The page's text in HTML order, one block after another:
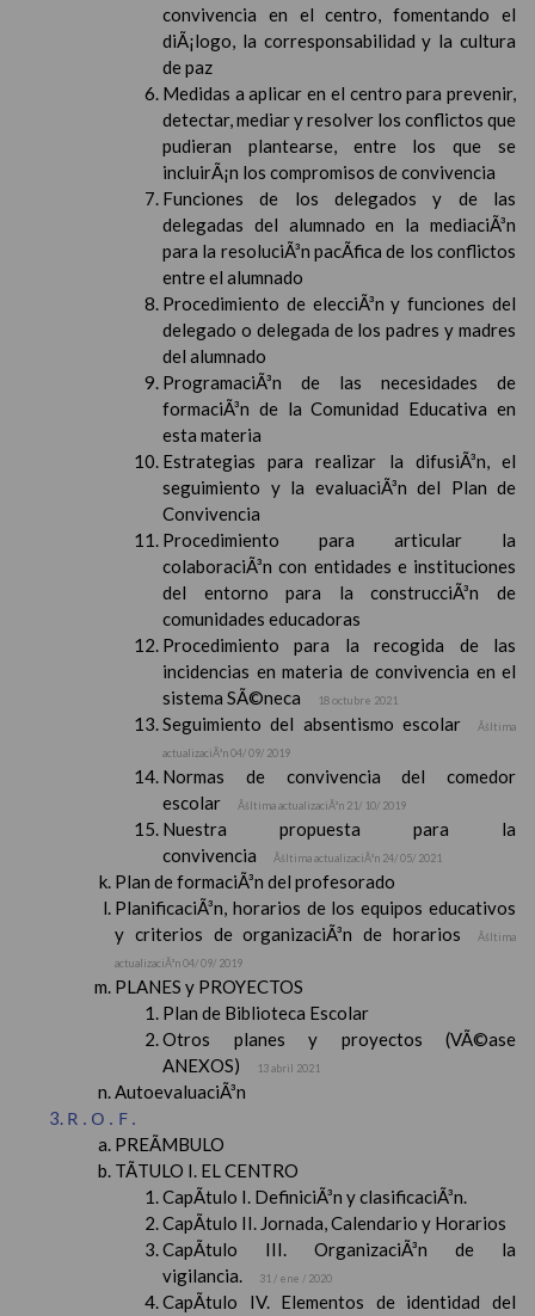
convivencia en el centro, fomentando el
diÃ¡logo, la corresponsabilidad y la cultura
de paz
Medidas a aplicar en el centro para prevenir,
detectar, mediar y resolver los conflictos que
pudieran plantearse, entre los que se
incluirÃ¡n los compromisos de convivencia
Funciones de los delegados y de las
delegadas del alumnado en la mediaciÃ³n
para la resoluciÃ³n pacÃ­fica de los conflictos
entre el alumnado
Procedimiento de elecciÃ³n y funciones del
delegado o delegada de los padres y madres
del alumnado
ProgramaciÃ³n de las necesidades de
formaciÃ³n de la Comunidad Educativa en
esta materia
Estrategias para realizar la difusiÃ³n, el
seguimiento y la evaluaciÃ³n del Plan de
Convivencia
Procedimiento para articular la
colaboraciÃ³n con entidades e instituciones
del entorno para la construcciÃ³n de
comunidades educadoras
Procedimiento para la recogida de las
incidencias en materia de convivencia en el
sistema SÃ©neca
18 octubre 2021
Seguimiento del absentismo escolar
Ãšltima
actualizaciÃ³n 04/ 09/ 2019
Normas de convivencia del comedor
escolar
Ãšltima actualizaciÃ³n 21/ 10/ 2019
Nuestra propuesta para la
convivencia
Ãšltima actualizaciÃ³n 24/ 05/ 2021
Plan de formaciÃ³n del profesorado
PlanificaciÃ³n, horarios de los equipos educativos
y criterios de organizaciÃ³n de horarios
Ãšltima
actualizaciÃ³n 04/ 09/ 2019
PLANES y PROYECTOS
Plan de Biblioteca Escolar
Otros planes y proyectos (VÃ©ase
ANEXOS)
13 abril 2021
AutoevaluaciÃ³n
R.O.F.
PREÃMBULO
TÃTULO I. EL CENTRO
CapÃ­tulo I. DefiniciÃ³n y clasificaciÃ³n.
CapÃ­tulo II. Jornada, Calendario y Horarios
CapÃ­tulo III. OrganizaciÃ³n de la
vigilancia.
31 / ene / 2020
CapÃ­tulo IV. Elementos de identidad del